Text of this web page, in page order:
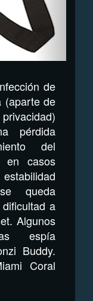
de
(aparte de
pérdida
del
casos
queda
a
Algunos
espía
Buddy.
Coral